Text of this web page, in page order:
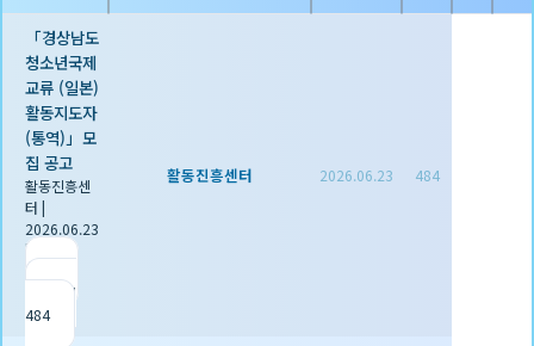
「경상남도
청소년국제
교류 (일본)
활동지도자
(통역)」모
집 공고
활동진흥센
터 |
2026.06.23
|
조회
484
활동진흥센터 2026.06.23 484